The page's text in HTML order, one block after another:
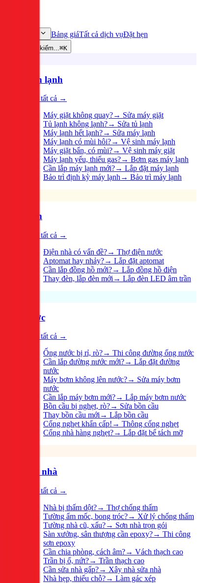
Bảng giáTất cả dịch vụĐặt hẹn
Tìm kiếm...⌘K
Điện lạnh
Xem tất cả →
Máy giặt không quay?→ Sửa máy giặt
Tủ lạnh không lạnh?→ Sửa tủ lạnh
Máy lạnh hết lạnh?→ Sửa máy lạnh
Máy lạnh có mùi hôi?→ Vệ sinh máy lạnh
Máy giặt bẩn, có mùi?→ Vệ sinh máy giặt
Máy lạnh yếu, thiếu gas?→ Bơm gas máy lạnh
Cần lắp máy lạnh mới?→ Lắp đặt máy lạnh
Bảo trì định kỳ máy lạnh→ Bảo trì máy lạnh
Điện
Xem tất cả →
Điện nhà có vấn đề?→ Thợ điện nước
Aptomat hay nhảy?→ Lắp đặt aptomat
Cần lắp đồng hồ mới?→ Lắp đồng hồ điện
Thay đèn, lắp đèn mới → Lắp đèn LED âm trần
Nước
Xem tất cả →
Ống nước bị rỉ, rò?→ Thi công đường ống nước
Cần lắp đường nước mới?→ Lắp đặt đường
nước
Máy bơm không lên nước?→ Sửa máy bơm
nước
Cần lắp máy bơm mới?→ Lắp máy bơm nước
Bồn cầu bị nghẹt, rò?→ Sửa bồn cầu
Thay bồn cầu mới → Lắp bồn cầu
Cống nghẹt khẩn cấp! → Thông cống nghẹt
Cống nhà hàng nghẹt?→ Lắp đặt bể tách mỡ
Sửa nhà
Xem tất cả →
Nhà bị thấm dột?→ Thợ chống thấm
Tường ẩm mốc, bong tróc?→ Xử lý chống thấm
Tường nhà cũ, xấu?→ Sơn nhà trọn gói
Sàn xưởng, sân thượng cần epoxy?→ Thi công
sơn epoxy
Cần chia phòng, cách âm?→ Vách thạch cao
Trần bị ố, nứt?→ Trần thạch cao
Cần sửa nhà gấp?→ Xây nhà sửa nhà
Nhà hẹp, thiếu chỗ?→ Làm gác xép